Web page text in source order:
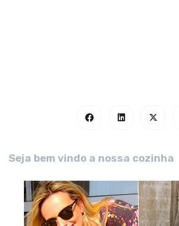
Seja bem vindo a nossa cozinha